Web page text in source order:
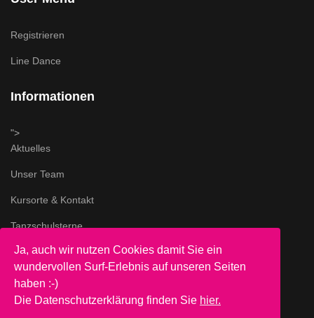
Registrieren
Line Dance
Informationen
">
Aktuelles
Unser Team
Kursorte & Kontakt
Tanzschulsterne
Impressum & AGB
">
Datenschutz
Ja, auch wir nutzen Cookies damit Sie ein
wundervollen Surf-Erlebnis auf unseren Seiten
haben :-)
Die Datenschutzerklärung finden Sie hier.